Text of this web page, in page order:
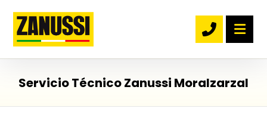
Servicio Técnico Zanussi Moralzarzal